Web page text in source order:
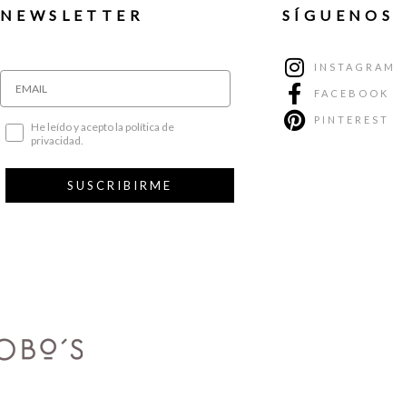
NEWSLETTER
He leído y acepto la política de
privacidad.
SUSCRIBIRME
SÍGUENOS
INSTAGRAM
FACEBOOK
PINTEREST